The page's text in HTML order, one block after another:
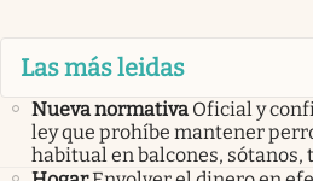
Las más leidas
Nueva normativa Oficial y
ley que prohíbe mantener
habitual en balcones, sótanos,